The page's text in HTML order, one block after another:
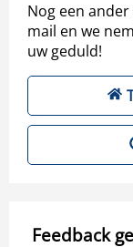
Nog een
mail en we
uw geduld!
Feedback